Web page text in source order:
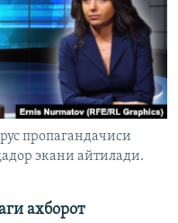
пропагандачиси
экани айтилади.
ахборот